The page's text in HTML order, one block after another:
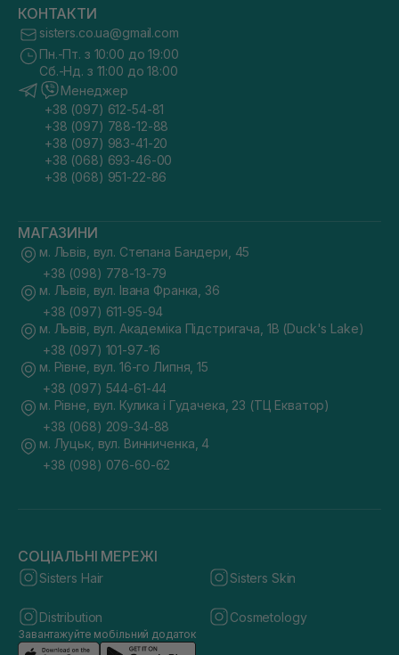
КОНТАКТИ
sisters.co.ua@gmail.com
Пн.-Пт. з 10:00 до 19:00
Сб.-Нд. з 11:00 до 18:00
Менеджер
+38 (097) 612-54-81
+38 (097) 788-12-88
+38 (097) 983-41-20
+38 (068) 693-46-00
+38 (068) 951-22-86
МАГАЗИНИ
м. Львів, вул. Степана Бандери, 45
+38 (098) 778-13-79
м. Львів, вул. Івана Франка, 36
+38 (097) 611-95-94
м. Львів, вул. Академіка Підстригача, 1В (Duck's Lake)
+38 (097) 101-97-16
м. Рівне, вул. 16-го Липня, 15
+38 (097) 544-61-44
м. Рівне, вул. Кулика і Гудачека, 23 (ТЦ Екватор)
+38 (068) 209-34-88
м. Луцьк, вул. Винниченка, 4
+38 (098) 076-60-62
СОЦІАЛЬНІ МЕРЕЖІ
Sisters Hair Sisters Skin
Distribution Cosmetology
Завантажуйте мобільний додаток